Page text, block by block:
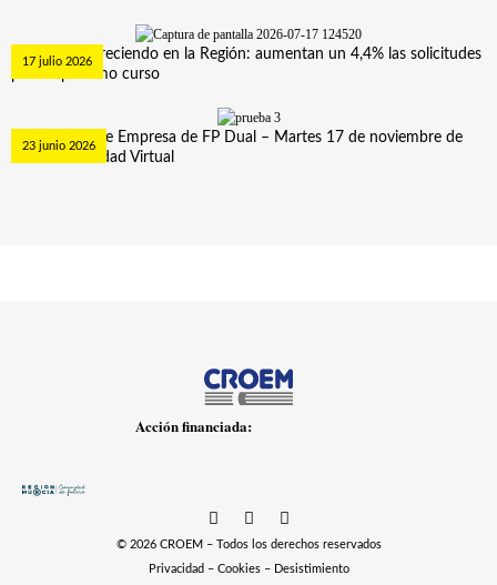
17 julio 2026
La FP sigue creciendo en la Región: aumentan un 4,4% las solicitudes
para el próximo curso
23 junio 2026
Curso Tutor de Empresa de FP Dual – Martes 17 de noviembre de
2026. Modalidad Virtual
Acción financiada:
© 2026 CROEM – Todos los derechos reservados
Privacidad – Cookies– Desistimiento